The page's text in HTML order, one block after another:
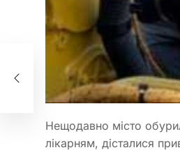
Нещодавно місто
лікарням, дісталися